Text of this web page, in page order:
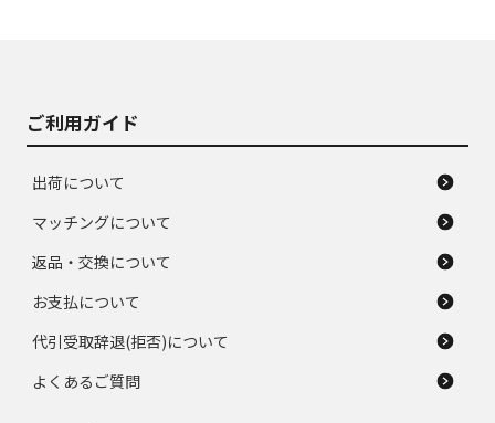
ご利用ガイド
出荷について
マッチングについて
返品・交換について
お支払について
代引受取辞退(拒否)について
よくあるご質問